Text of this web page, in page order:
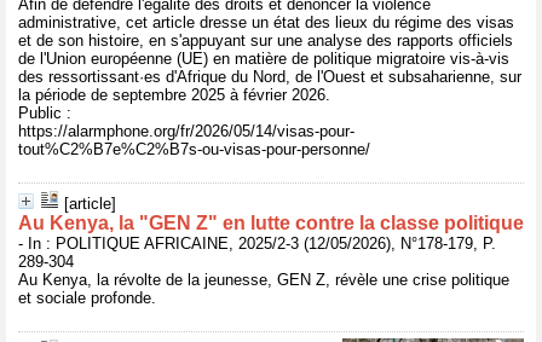
Afin de défendre l'égalité des droits et dénoncer la violence
administrative, cet article dresse un état des lieux du régime des visas
et de son histoire, en s'appuyant sur une analyse des rapports officiels
de l'Union européenne (UE) en matière de politique migratoire vis-à-vis
des ressortissant·es d'Afrique du Nord, de l'Ouest et subsaharienne, sur
la période de septembre 2025 à février 2026.
Public :
https://alarmphone.org/fr/2026/05/14/visas-pour-
tout%C2%B7e%C2%B7s-ou-visas-pour-personne/
[article]
Au Kenya, la "GEN Z" en lutte contre la classe politique
- In : POLITIQUE AFRICAINE, 2025/2-3 (12/05/2026), N°178-179, P.
289-304
Au Kenya, la révolte de la jeunesse, GEN Z, révèle une crise politique
et sociale profonde.